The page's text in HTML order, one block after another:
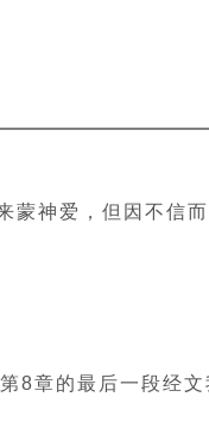
神爱，但因不信
8章的最后一段经文